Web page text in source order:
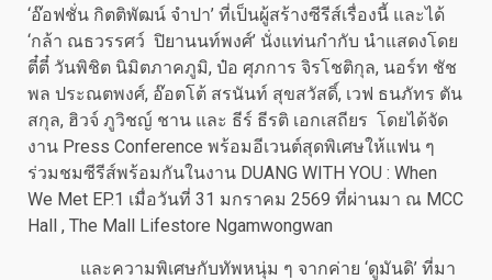
‘อ๊อฟชั่น กิตติพัฒน์ จำปา’ ที่เป็นผู้สร้างซีรีส์เรื่องนี้ และได้
‘กล้า ณธวรรศว์ ปิยานนท์พงศ์’ นั่งแท่นกำกับ นำแสดงโดย
ตี๋ตี๋ วันพิชิต นิมิตภาคภูมิ, ป๋อ ศุภการ จิรโชติกุล, นอร์ท ชัช
พล ประณตพงศ์, อ๊อตโต้ สรนันท์ สุขสวัสดิ์, เวฟ ธนภัทร ตัน
สกุล, ฮิวจ์ ภูวิชญ์ ชาน และ ธีร์ ธีรติ เอกเสถียร โดยได้จัด
งาน Press Conference พร้อมอีเวนต์สุดพิเศษให้แฟน ๆ
ร่วมชมซีรีส์พร้อมกันในงาน DUANG WITH YOU : When
We Met EP.1 เมื่อวันที่ 31 มกราคม 2569 ที่ผ่านมา ณ MCC
Hall , The Mall Lifestore Ngamwongwan
และความพิเศษกับทัพหนุ่ม ๆ จากค่าย ‘ดูมันดิ’ ที่มา